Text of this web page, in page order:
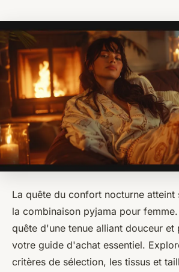
La quête du confort nocturne atteint
la combinaison pyjama pour
quête d'une tenue alliant douceur et
votre guide d'achat essentiel.
critères de sélection, les tissus et